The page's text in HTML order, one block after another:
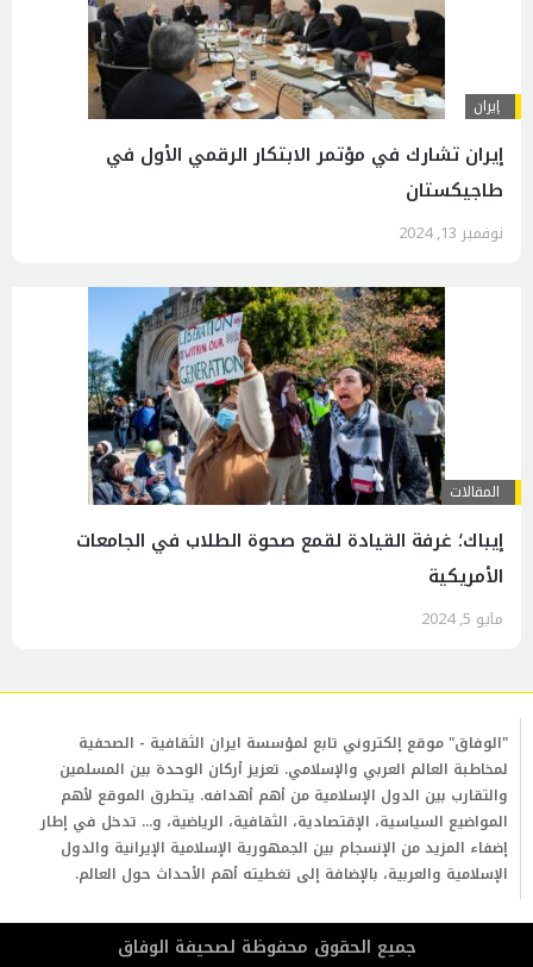
إيران
إيران تشارك في مؤتمر الابتكار الرقمي الأول في
طاجيكستان
نوفمبر 13, 2024
المقالات
إيباك؛ غرفة القيادة لقمع صحوة الطلاب في الجامعات
الأمريكية
مايو 5, 2024
"الوفاق" موقع إلكتروني تابع لمؤسسة ايران الثقافية - الصحفية
لمخاطبة العالم العربي والإسلامي. تعزيز أركان الوحدة بين المسلمين
والتقارب بين الدول الإسلامية من أهم أهدافه. يتطرق الموقع لأهم
المواضيع السياسية، الإقتصادية، الثقافية، الرياضية، و... تدخل في إطار
إضفاء المزيد من الإنسجام بين الجمهورية الإسلامية الإيرانية والدول
الإسلامية والعربية، بالإضافة إلى تغطيته أهم الأحداث حول العالم.
جمیع الحقوق محفوظة لصحیفة الوفاق